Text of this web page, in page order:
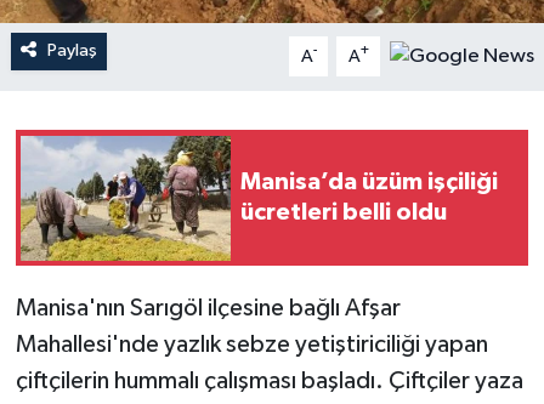
Paylaş A- A+
Manisa’da üzüm işçiliği
ücretleri belli oldu
Manisa'nın Sarıgöl ilçesine bağlı Afşar
Mahallesi'nde yazlık sebze yetiştiriciliği yapan
çiftçilerin hummalı çalışması başladı. Çiftçiler yaza